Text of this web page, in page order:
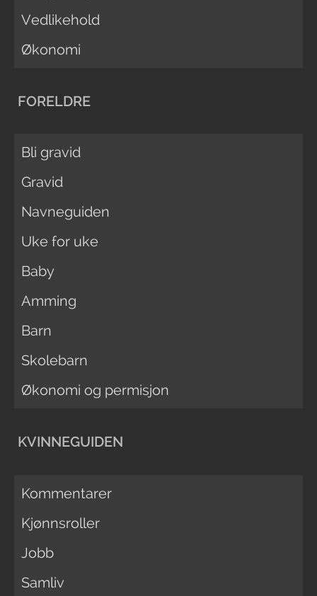
Vedlikehold
Økonomi
FORELDRE
Bli gravid
Gravid
Navneguiden
Uke for uke
Baby
Amming
Barn
Skolebarn
Økonomi og permisjon
KVINNEGUIDEN
Kommentarer
Kjønnsroller
Jobb
Samliv